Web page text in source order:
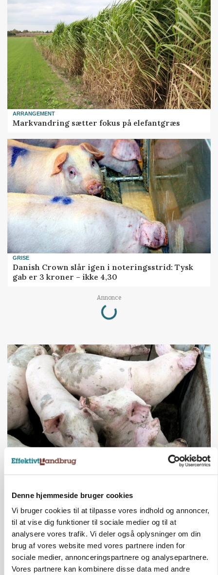
Denne hjemmeside bruger cookies
Vi bruger cookies til at tilpasse vores indhold og annoncer,
til at vise dig funktioner til sociale medier og til at
analysere vores trafik. Vi deler også oplysninger om din
brug af vores website med vores partnere inden for
sociale medier, annonceringspartnere og analysepartnere.
Vores partnere kan kombinere disse data med andre
ARRANGEMENT
Markvandring sætter fokus på elefantgræs
GRISE
Danish Crown slår igen i noteringsstrid: Tysk
gab er 3 kroner – ikke 4,30
Annonce
Loading...
MARKED
Grisenoteringen står stille
Annonce